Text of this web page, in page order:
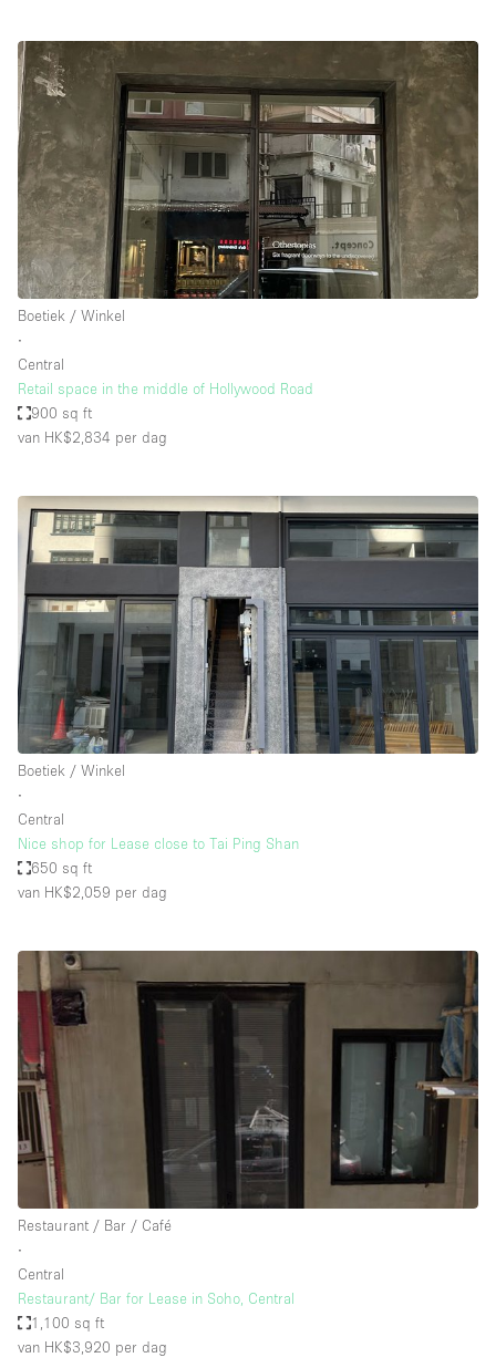
Boetiek / Winkel
∙
Central
Retail space in the middle of Hollywood Road
900 sq ft
van HK$2,834 per dag
Boetiek / Winkel
∙
Central
Nice shop for Lease close to Tai Ping Shan
650 sq ft
van HK$2,059 per dag
Restaurant / Bar / Café
∙
Central
Restaurant/ Bar for Lease in Soho, Central
1,100 sq ft
van HK$3,920 per dag